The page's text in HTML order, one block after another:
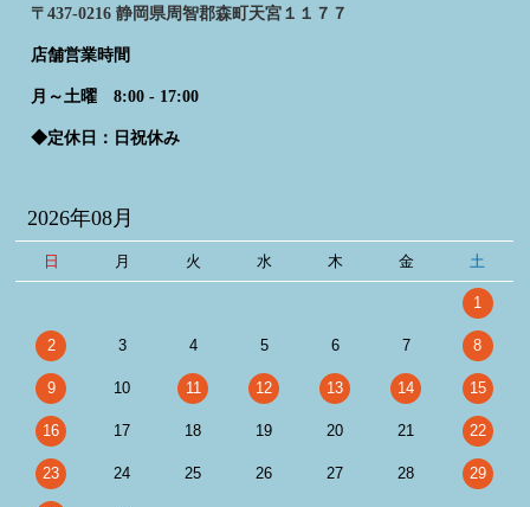
〒437-0216 静岡県周智郡森町天宮１１７７
店舗営業時間
月～土曜 8:00 - 17:00
◆定休日：日祝休み
2026年08月
日 月 火 水 木 金 土
1
2 3 4 5 6 7 8
9 10 11 12 13 14 15
16 17 18 19 20 21 22
23 24 25 26 27 28 29